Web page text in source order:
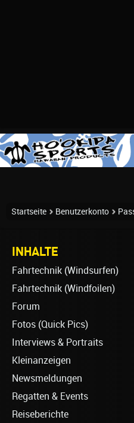
Startseite Benutzerkonto
INHALTE
Fahrtechnik (Windsurfen)
Fahrtechnik (Windfoilen)
Forum
Fotos (Quick Pics)
Interviews & Portraits
Kleinanzeigen
Newsmeldungen
Regatten & Events
Reiseberichte